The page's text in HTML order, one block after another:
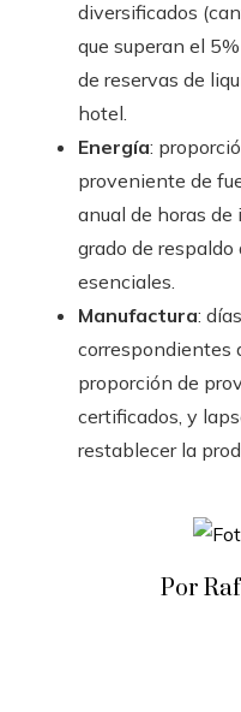
diversificados
que superan el
de reservas de
hotel.
Energía:
proveniente de
anual de horas de
grado de
esenciales.
Manufactura:
correspondientes
proporción de
certificados, y
restablecer la
Por